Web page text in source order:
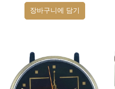
장바구니에 담기